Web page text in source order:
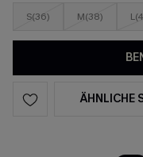
S(36) M(38)
ÄHNLICHE